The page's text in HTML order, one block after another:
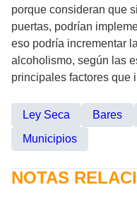
porque consideran que
puertas, podrían
eso podría incrementar
alcoholismo, según las
principales factores que
Ley Seca Bares
Municipios
NOTAS